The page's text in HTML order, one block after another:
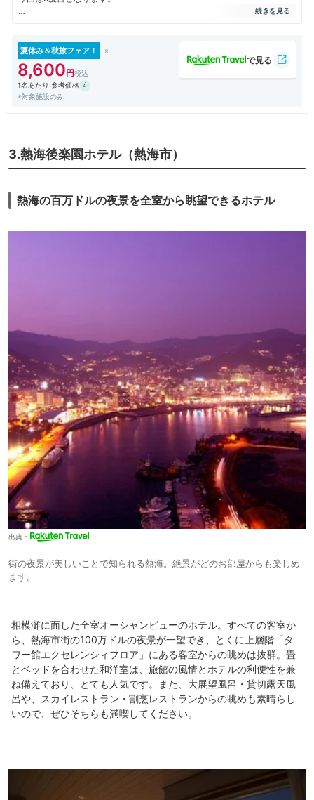
朝食やテラスラウンジ、ビュッフェなどを利用したことがありますが、料
す。
人ゴミを避け、客室のテラスからのんびりと花火を観賞できるのが魅力で
す。
夏休み＆秋旅フェア！
8,600
1名あたり 参考価格
※対象施設のみ
3.熱海後楽園ホテル（熱海市）
熱海の百万ドルの夜景を全室から眺望できるホテル
出典：
街の夜景が美しいことで知られる熱海。絶景がどのお部屋からも楽しめ
ます。
相模灘に面した全室オーシャンビューのホテル。すべての客室か
ら、熱海市街の100万ドルの夜景が一望でき、とくに上層階「タ
ワー館エクセレンシィフロア」にある客室からの眺めは抜群。畳
とベッドを合わせた和洋室は、旅館の風情とホテルの利便性を兼
ね備えており、とても人気です。また、大展望風呂・貸切露天風
呂や、スカイレストラン・割烹レストランからの眺めも素晴らし
いので、ぜひそちらも満喫してください。